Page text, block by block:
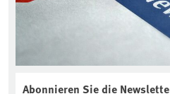
Abonnieren Sie die